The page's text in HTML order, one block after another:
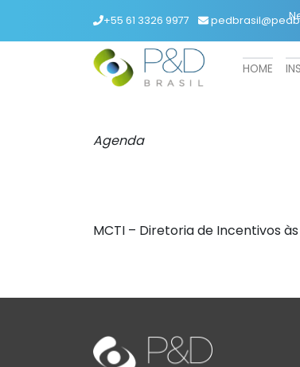
+55 61 3326 9977
HOME
Agenda
MCTI – Diretoria de Incentivos